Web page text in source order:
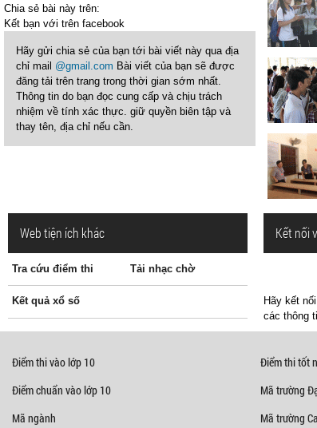
Chia sẻ bài này trên:
Kết bạn với trên facebook
Hãy gửi chia sẻ của bạn tới bài viết này qua địa
chỉ mail @gmail.com Bài viết của bạn sẽ được
đăng tải trên trang trong thời gian sớm nhất.
Thông tin do bạn đọc cung cấp và chịu trách
nhiệm về tính xác thực. giữ quyền biên tập và
thay tên, địa chỉ nếu cần.
Web tiện ích khác
Tra cứu điểm thi Tải nhạc chờ
Kết quả xổ số
Kết nối
Hãy kết
các thông
Điểm thi vào lớp 10
Điểm thi tốt
Điểm chuẩn vào lớp 10
Mã trường
Mã ngành Mã trường